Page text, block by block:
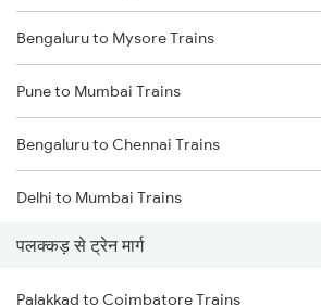
Bengaluru to Mysore Trains
Pune to Mumbai Trains
Bengaluru to Chennai Trains
Delhi to Mumbai Trains
Mumbai to Pune Trains
पलक्कड़ से ट्रेन मार्ग
Palakkad to Coimbatore Trains